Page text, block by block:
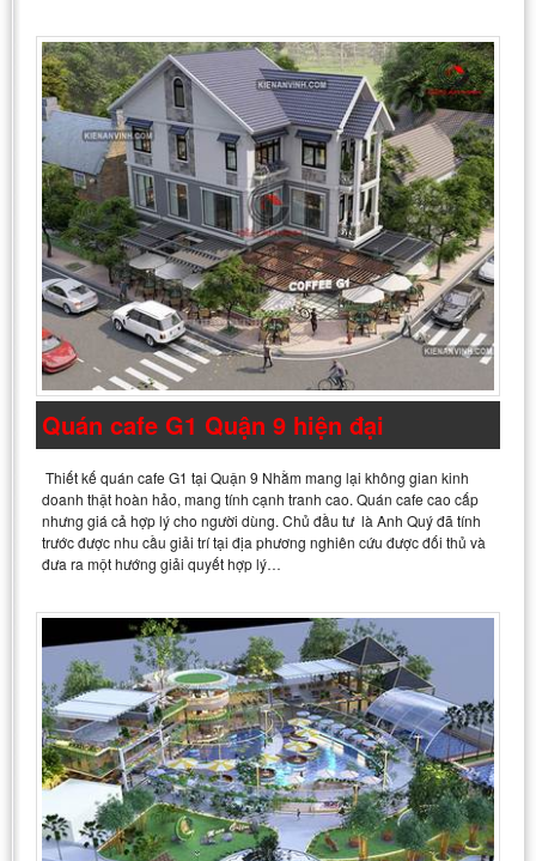
Quán cafe G1 Quận 9 hiện đại
Thiết kế quán cafe G1 tại Quận 9 Nhằm mang lại không gian kinh
doanh thật hoàn hảo, mang tính cạnh tranh cao. Quán cafe cao cấp
nhưng giá cả hợp lý cho người dùng. Chủ đầu tư là Anh Quý đã tính
trước được nhu cầu giải trí tại địa phương nghiên cứu được đối thủ và
đưa ra một hướng giải quyết hợp lý…